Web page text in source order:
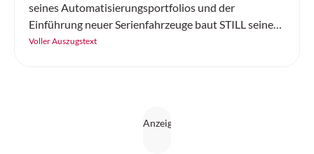
seines Automatisierungsportfolios und der
Einführung neuer Serienfahrzeuge baut STILL seine
Position als führender Komplettanbieter für
Voller Auszugstext